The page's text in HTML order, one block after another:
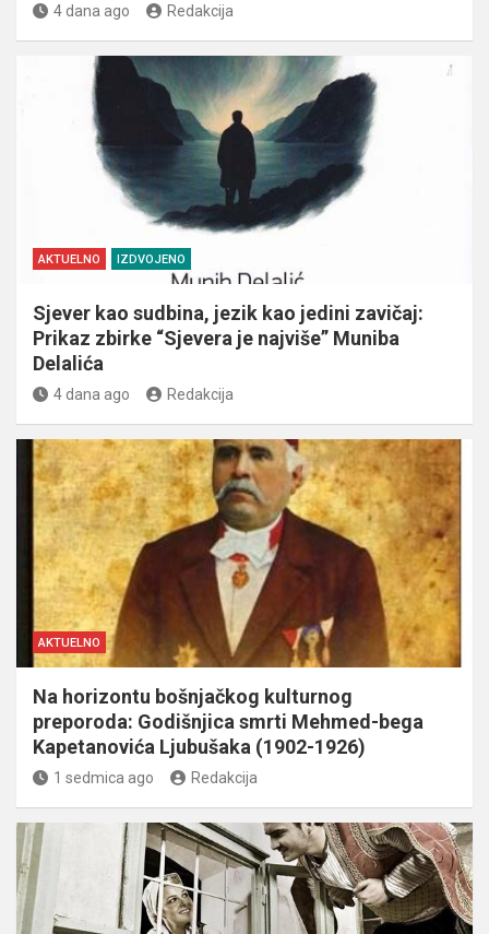
4 dana ago Redakcija
AKTUELNO IZDVOJENO
Sjever kao sudbina, jezik kao jedini zavičaj:
Prikaz zbirke “Sjevera je najviše” Muniba
Delalića
4 dana ago Redakcija
AKTUELNO
Na horizontu bošnjačkog kulturnog
preporoda: Godišnjica smrti Mehmed-bega
Kapetanovića Ljubušaka (1902-1926)
1 sedmica ago Redakcija